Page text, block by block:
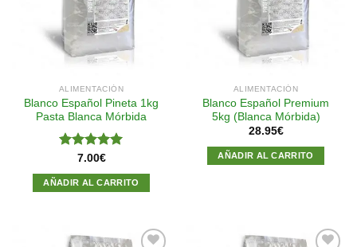
lista de
deseos
ALIMENTACIÓN
Blanco Español Pineta 1kg
Pasta Blanca Mórbida
Valorado
de 5
7.00€
AÑADIR AL CARRITO
lista de
ALIMENTACIÓN
Blanco Español Premium
5kg (Blanca Mórbida)
28.95€
AÑADIR AL CARRITO